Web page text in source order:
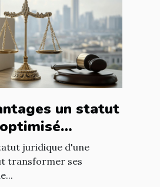
un statut
il à votre
?
juridique d'une
transformer ses